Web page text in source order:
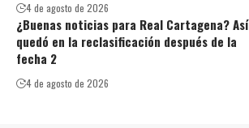
4 de agosto de 2026
¿Buenas noticias para Real Cartagena? Así
quedó en la reclasificación después de la
fecha 2
4 de agosto de 2026